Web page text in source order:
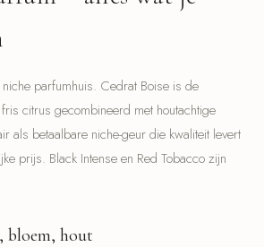
parfumhuis. Cedrat Boise is de
citrus gecombineerd met houtachtige
als betaalbare niche-geur die kwaliteit levert
prijs. Black Intense en Red Tobacco zijn
bloem, hout